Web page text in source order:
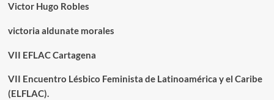
Victor Hugo Robles
victoria aldunate morales
VII EFLAC Cartagena
VII Encuentro Lésbico Feminista de Latinoamérica y el Caribe
(ELFLAC).